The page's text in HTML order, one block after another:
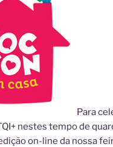
Para
nestes tempo de
on-line da nossa